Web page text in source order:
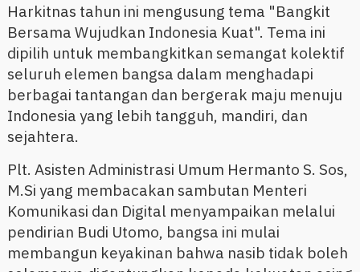
Harkitnas tahun ini mengusung tema "Bangkit
Bersama Wujudkan Indonesia Kuat". Tema ini
dipilih untuk membangkitkan semangat kolektif
seluruh elemen bangsa dalam menghadapi
berbagai tantangan dan bergerak maju menuju
Indonesia yang lebih tangguh, mandiri, dan
sejahtera.
Plt. Asisten Administrasi Umum Hermanto S. Sos,
M.Si yang membacakan sambutan Menteri
Komunikasi dan Digital menyampaikan melalui
pendirian Budi Utomo, bangsa ini mulai
membangun keyakinan bahwa nasib tidak boleh